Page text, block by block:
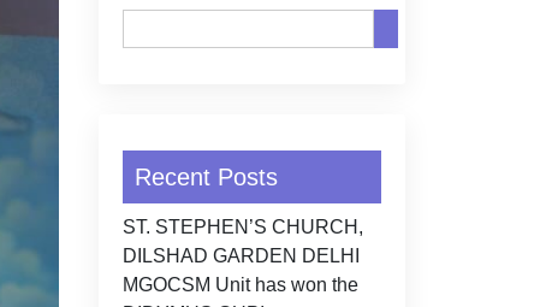
Recent Posts
ST. STEPHEN’S CHURCH,
DILSHAD GARDEN DELHI
MGOCSM Unit has won the